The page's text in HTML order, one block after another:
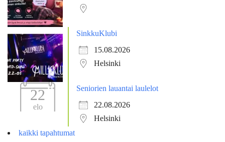
SinkkuKlubi
15.08.2026
Helsinki
22
elo
Seniorien lauantai laulelot
22.08.2026
Helsinki
kaikki tapahtumat